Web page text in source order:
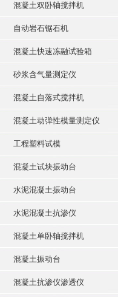
混凝土双卧轴搅拌机
自动岩石锯石机
混凝土快速冻融试验箱
砂浆含气量测定仪
混凝土自落式搅拌机
混凝土动弹性模量测定仪
工程塑料试模
混凝土试块振动台
水泥混凝土振动台
水泥混凝土抗渗仪
混凝土单卧轴搅拌机
混凝土振动台
混凝土抗渗仪渗透仪